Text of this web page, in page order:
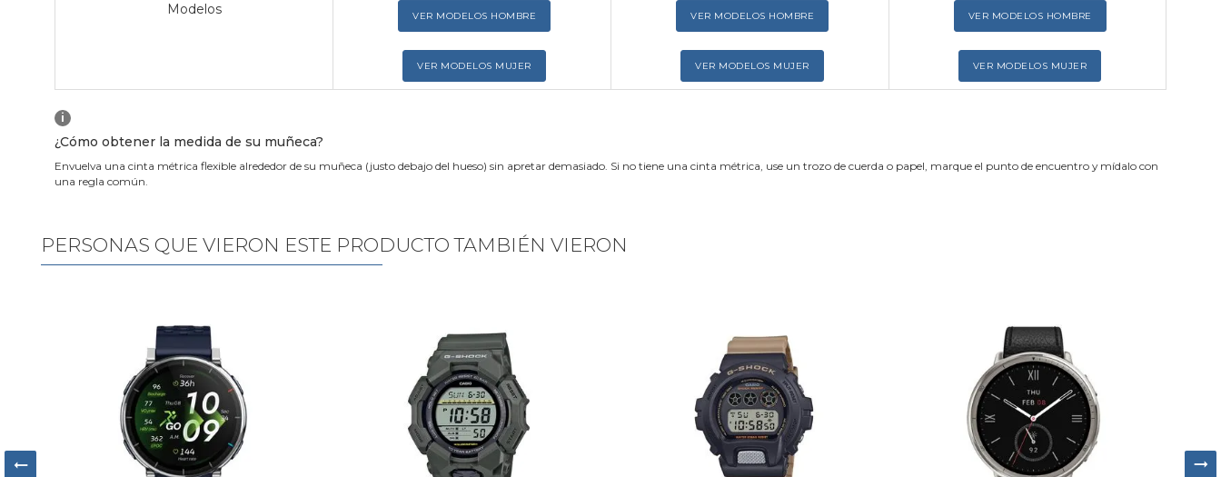
Modelos VER MODELOS HOMBRE
VER MODELOS MUJER
VER MODELOS HOMBRE
VER MODELOS MUJER
VER MODELOS HOMBRE
VER MODELOS MUJER
i
¿Cómo obtener la medida de su muñeca?
Envuelva una cinta métrica flexible alrededor de su muñeca (justo debajo del hueso) sin apretar demasiado. Si no tiene una cinta métrica, use un trozo de cuerda o papel, marque el punto de encuentro y mídalo con
una regla común.
PERSONAS QUE VIERON ESTE PRODUCTO TAMBIÉN VIERON
Next